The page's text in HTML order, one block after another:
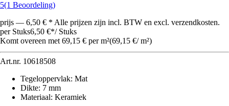
5(1 Beoordeling)
prijs — 6,50 € * Alle prijzen zijn incl. BTW en excl. verzendkosten.
per Stuks6,50 €*/ Stuks
Komt overeen met 69,15 € per m²(69,15 €/ m²)
Art.nr. 10618508
Tegeloppervlak: Mat
Dikte: 7 mm
Materiaal: Keramiek